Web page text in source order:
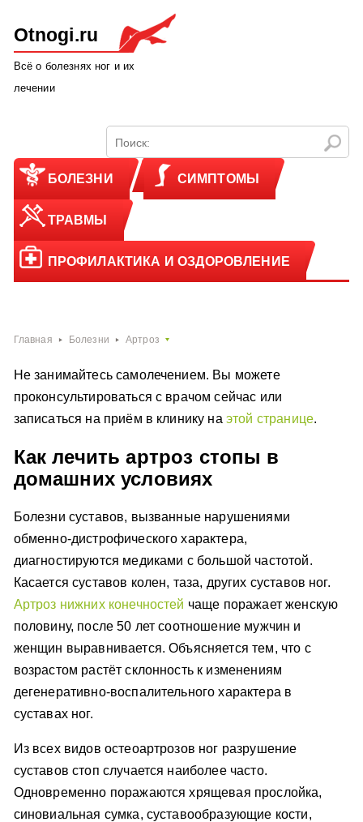
Otnogi.ru
Всё о болезнях ног и их
лечении
БОЛЕЗНИ СИМПТОМЫ
ТРАВМЫ
ПРОФИЛАКТИКА И ОЗДОРОВЛЕНИЕ
Главная Болезни Артроз
Не занимайтесь самолечением. Вы можете
проконсультироваться с врачом сейчас или
записаться на приём в клинику на этой странице.
Как лечить артроз стопы в
домашних условиях
Болезни суставов, вызванные нарушениями
обменно-дистрофического характера,
диагностируются медиками с большой частотой.
Касается суставов колен, таза, других суставов ног.
Артроз нижних конечностей чаще поражает женскую
половину, после 50 лет соотношение мужчин и
женщин выравнивается. Объясняется тем, что с
возрастом растёт склонность к изменениям
дегенеративно-воспалительного характера в
суставах ног.
Из всех видов остеоартрозов ног разрушение
суставов стоп случается наиболее часто.
Одновременно поражаются хрящевая прослойка,
синовиальная сумка, суставообразующие кости,